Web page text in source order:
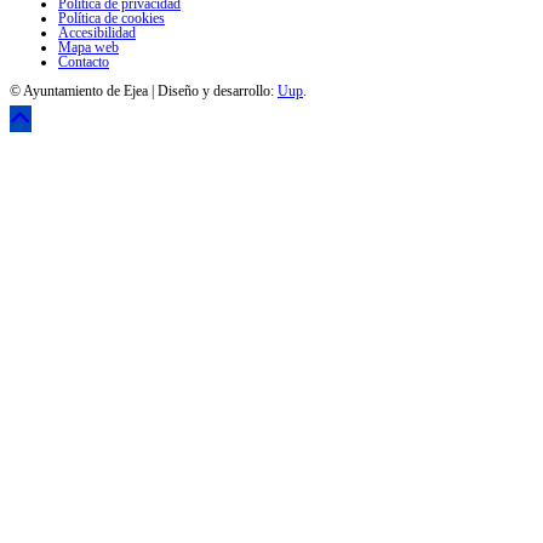
Política de privacidad
Política de cookies
Accesibilidad
Mapa web
Contacto
© Ayuntamiento de Ejea | Diseño y desarrollo: Uup.